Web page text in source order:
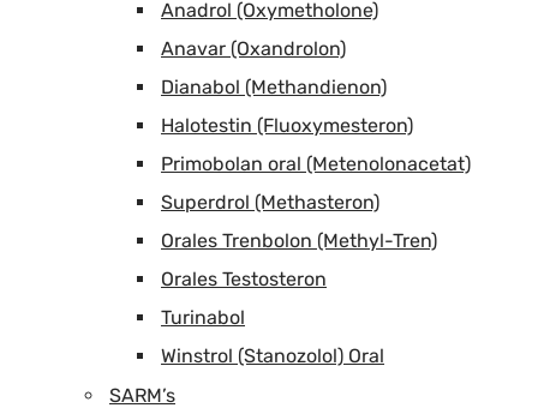
Anadrol (Oxymetholone)
Anavar (Oxandrolon)
Dianabol (Methandienon)
Halotestin (Fluoxymesteron)
Primobolan oral (Metenolonacetat)
Superdrol (Methasteron)
Orales Trenbolon (Methyl-Tren)
Orales Testosteron
Turinabol
Winstrol (Stanozolol) Oral
SARM’s